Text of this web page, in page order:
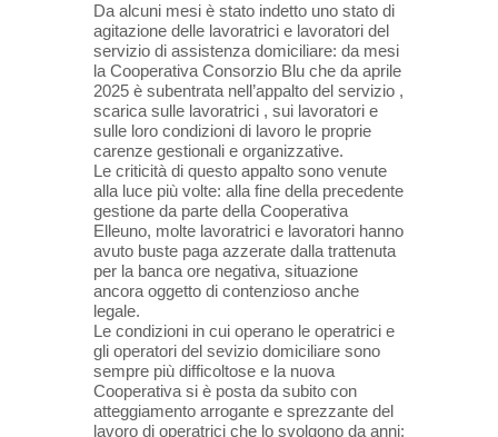
Da alcuni mesi è stato indetto uno stato di
agitazione delle lavoratrici e lavoratori del
servizio di assistenza domiciliare: da mesi
la Cooperativa Consorzio Blu che da aprile
2025 è subentrata nell’appalto del servizio ,
scarica sulle lavoratrici , sui lavoratori e
sulle loro condizioni di lavoro le proprie
carenze gestionali e organizzative.
Le criticità di questo appalto sono venute
alla luce più volte: alla fine della precedente
gestione da parte della Cooperativa
Elleuno, molte lavoratrici e lavoratori hanno
avuto buste paga azzerate dalla trattenuta
per la banca ore negativa, situazione
ancora oggetto di contenzioso anche
legale.
Le condizioni in cui operano le operatrici e
gli operatori del sevizio domiciliare sono
sempre più difficoltose e la nuova
Cooperativa si è posta da subito con
atteggiamento arrogante e sprezzante del
lavoro di operatrici che lo svolgono da anni: